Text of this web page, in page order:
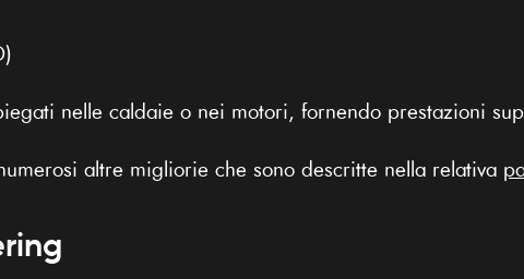
nelle caldaie o nei motori, fornendo prestazioni
altre migliorie che sono descritte nella relativa